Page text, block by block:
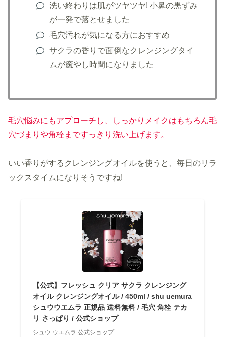
洗い終わりは肌がツヤツヤ! 小鼻の黒ずみ
が一発で落とせました
毛穴汚れが気になる方におすすめ
サクラの香りで面倒なクレンジングタイ
ムが癒やし時間になりました
毛穴悩みにもアプローチし、しっかりメイクはもちろん毛
穴づまりや角栓まですっきり洗い上げます。
いい香りがするクレンジングオイルを使うと、毎日のリラ
ックスタイムになりそうですね!
【公式】フレッシュ クリア サクラ クレンジング
オイル クレンジングオイル / 450ml / shu uemura
シュウウエムラ 正規品 送料無料 / 毛穴 角栓 テカ
リ さっぱり / 公式ショップ
シュウ ウエムラ 公式ショップ